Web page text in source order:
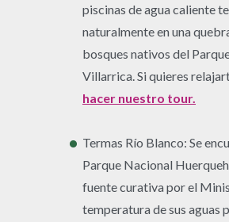
piscinas de agua caliente
naturalmente en una
bosques nativos del
Villarrica. Si quieres
hacer nuestro tour.
Termas Río Blanco: Se
Parque Nacional
fuente curativa por el
temperatura de sus aguas